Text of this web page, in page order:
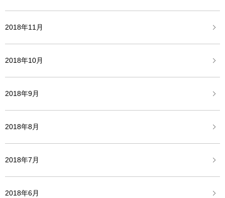
2018年11月
2018年10月
2018年9月
2018年8月
2018年7月
2018年6月